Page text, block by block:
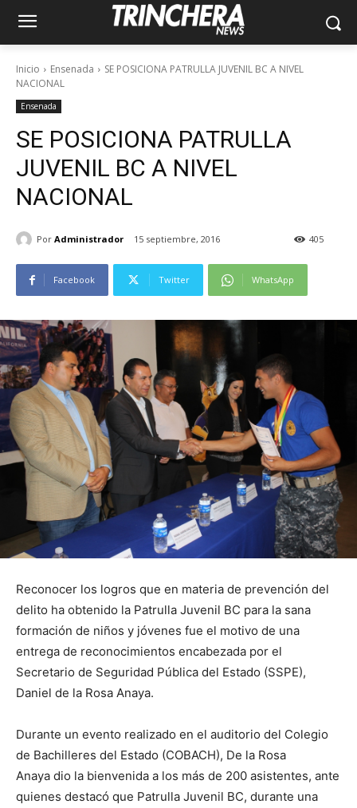
Inicio Ensenada
SE POSICIONA PATRULLA JUVENIL BC A NIVEL
NACIONAL
Ensenada
SE POSICIONA PATRULLA
JUVENIL BC A NIVEL
NACIONAL
Por Administrador 15 septiembre, 2016 405
Facebook Twitter WhatsApp
Reconocer los logros que en materia de prevención del
delito ha obtenido la Patrulla Juvenil BC para la sana
formación de niños y jóvenes fue el motivo de una
entrega de reconocimientos encabezada por el
Secretario de Seguridad Pública del Estado (SSPE),
Daniel de la Rosa Anaya.
Durante un evento realizado en el auditorio del Colegio
de Bachilleres del Estado (COBACH), De la Rosa
Anaya dio la bienvenida a los más de 200 asistentes, ante
quienes destacó que Patrulla Juvenil BC, durante una